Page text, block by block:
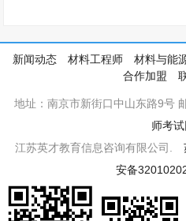
新闻动态 材料工程师 材料与能
合作加盟
地址：南京市新街口中山东路9号
师考试
江苏英才教育信息咨询有限公司.
安备